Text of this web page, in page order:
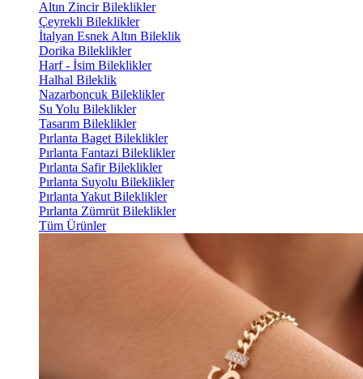
Altın Zincir Bileklikler
Çeyrekli Bileklikler
İtalyan Esnek Altın Bileklik
Dorika Bileklikler
Harf - İsim Bileklikler
Halhal Bileklik
Nazarboncuk Bileklikler
Su Yolu Bileklikler
Tasarım Bileklikler
Pırlanta Baget Bileklikler
Pırlanta Fantazi Bileklikler
Pırlanta Safir Bileklikler
Pırlanta Suyolu Bileklikler
Pırlanta Yakut Bileklikler
Pırlanta Zümrüt Bileklikler
Tüm Ürünler